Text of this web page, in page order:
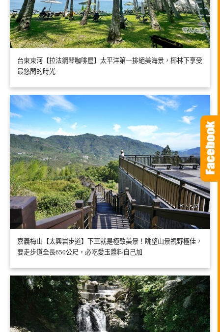
台東東河【拉法鋼琴咖啡屋】太平洋第一排絕美海景，椰林下享受
最悠閒的時光
嘉義梅山【太興岩步道】下車就是極致美景！眺望山景視野極佳，
要走步道全長650公尺，必吃愛玉醬料自己加